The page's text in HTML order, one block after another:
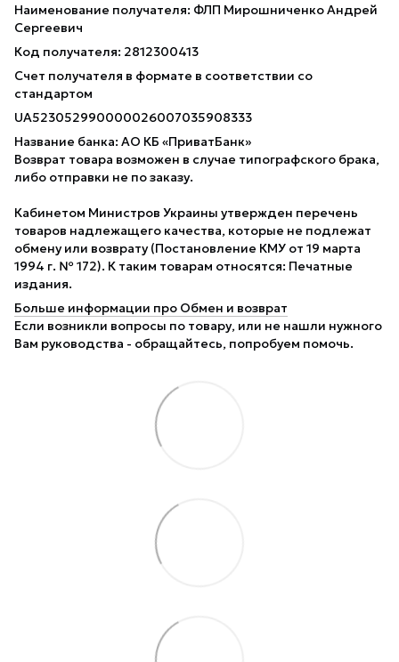
Наименование получателя: ФЛП Мирошниченко Андрей
Сергеевич
Код получателя: 2812300413
Счет получателя в формате в соответствии со
стандартом
UA523052990000026007035908333
Название банка: АО КБ «ПриватБанк»
Возврат товара возможен в случае типографского брака,
либо отправки не по заказу.
Кабинетом Министров Украины утвержден перечень
товаров надлежащего качества, которые не подлежат
обмену или возврату (Постановление КМУ от 19 марта
1994 г. № 172). К таким товарам относятся: Печатные
издания.
Больше информации про Обмен и возврат
Если возникли вопросы по товару, или не нашли нужного
Вам руководства - обращайтесь, попробуем помочь.